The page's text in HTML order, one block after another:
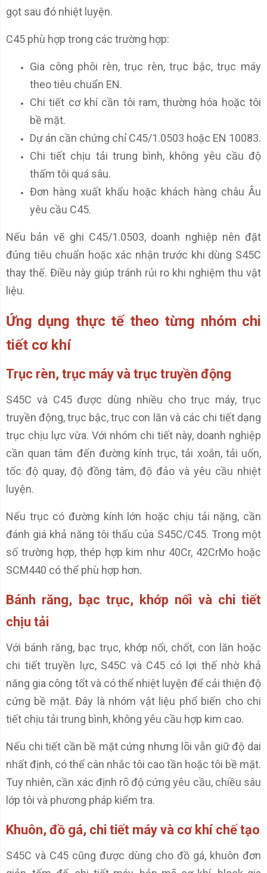
gọt sau đó nhiệt luyện.
C45 phù hợp trong các trường hợp:
Gia công phôi rèn, trục rèn, trục bậc, trục máy
theo tiêu chuẩn EN.
Chi tiết cơ khí cần tôi ram, thường hóa hoặc tôi
bề mặt.
Dự án cần chứng chỉ C45/1.0503 hoặc EN 10083.
Chi tiết chịu tải trung bình, không yêu cầu độ
thấm tôi quá sâu.
Đơn hàng xuất khẩu hoặc khách hàng châu Âu
yêu cầu C45.
Nếu bản vẽ ghi C45/1.0503, doanh nghiệp nên đặt
đúng tiêu chuẩn hoặc xác nhận trước khi dùng S45C
thay thế. Điều này giúp tránh rủi ro khi nghiệm thu vật
liệu.
Ứng dụng thực tế theo từng nhóm chi
tiết cơ khí
Trục rèn, trục máy và trục truyền động
S45C và C45 được dùng nhiều cho trục máy, trục
truyền động, trục bậc, trục con lăn và các chi tiết dạng
trục chịu lực vừa. Với nhóm chi tiết này, doanh nghiệp
cần quan tâm đến đường kính trục, tải xoắn, tải uốn,
tốc độ quay, độ đồng tâm, độ đảo và yêu cầu nhiệt
luyện.
Nếu trục có đường kính lớn hoặc chịu tải nặng, cần
đánh giá khả năng tôi thấu của S45C/C45. Trong một
số trường hợp, thép hợp kim như 40Cr, 42CrMo hoặc
SCM440 có thể phù hợp hơn.
Bánh răng, bạc trục, khớp nối và chi tiết
chịu tải
Với bánh răng, bạc trục, khớp nối, chốt, con lăn hoặc
chi tiết truyền lực, S45C và C45 có lợi thế nhờ khả
năng gia công tốt và có thể nhiệt luyện để cải thiện độ
cứng bề mặt. Đây là nhóm vật liệu phổ biến cho chi
tiết chịu tải trung bình, không yêu cầu hợp kim cao.
Nếu chi tiết cần bề mặt cứng nhưng lõi vẫn giữ độ dai
nhất định, có thể cân nhắc tôi cao tần hoặc tôi bề mặt.
Tuy nhiên, cần xác định rõ độ cứng yêu cầu, chiều sâu
lớp tôi và phương pháp kiểm tra.
Khuôn, đồ gá, chi tiết máy và cơ khí chế tạo
S45C và C45 cũng được dùng cho đồ gá, khuôn đơn